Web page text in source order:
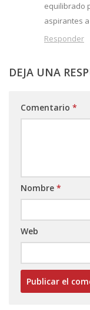
equilibrado
aspirantes
Responder
DEJA UNA
Comentario *
Nombre *
Web